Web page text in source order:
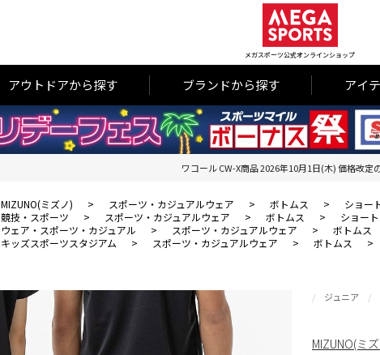
メガスポーツ公式オンラインショップ
アウトドアから探す ブランドから探す アイ
ワコール CW-X商品 2026年10月1日(木) 価格改定
MIZUNO(ミズノ) > スポーツ・カジュアルウェア > ボトムス > ショー
競技・スポーツ > スポーツ・カジュアルウェア > ボトムス > ショー
ウェア・スポーツ・カジュアル > スポーツ・カジュアルウェア > ボトムス
キッズスポーツスタジアム > スポーツ・カジュアルウェア > ボトムス >
ジュニア
MIZUNO(ミ